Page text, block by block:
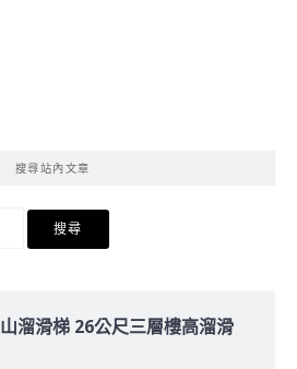
搜尋站內文章
山溜滑梯 26公尺三層樓高溜滑